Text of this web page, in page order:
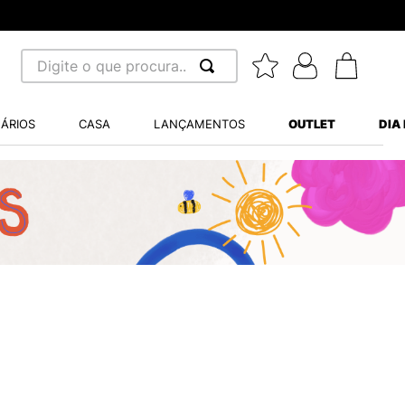
Digite o que procura...
CASA LANÇAMENTOS OUTLET DIA
BALANCE 530
BABY